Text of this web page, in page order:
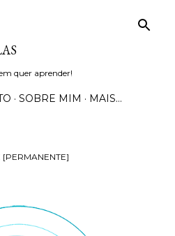
quer aprender!
SOBRE MIM MAIS…
[PERMANENTE]